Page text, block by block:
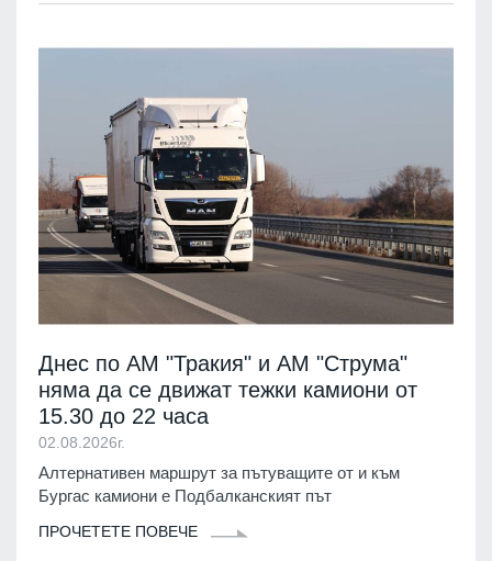
Днес по АМ "Тракия" и АМ "Струма"
няма да се движат тежки камиони от
15.30 до 22 часа
02.08.2026г.
Алтернативен маршрут за пътуващите от и към
Бургас камиони е Подбалканският път
ПРОЧЕТЕТЕ ПОВЕЧЕ